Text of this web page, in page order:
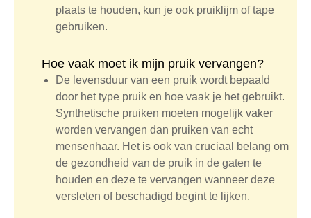
plaats te houden, kun je ook pruiklijm of tape
gebruiken.
Hoe vaak moet ik mijn pruik vervangen?
De levensduur van een pruik wordt bepaald
door het type pruik en hoe vaak je het gebruikt.
Synthetische pruiken moeten mogelijk vaker
worden vervangen dan pruiken van echt
mensenhaar. Het is ook van cruciaal belang om
de gezondheid van de pruik in de gaten te
houden en deze te vervangen wanneer deze
versleten of beschadigd begint te lijken.